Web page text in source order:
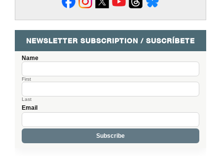
NEWSLETTER SUBSCRIPTION / SUSCRÍBETE
Name
First
Last
Email